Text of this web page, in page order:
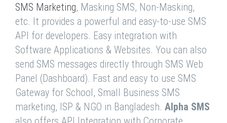
SMS Marketing, Masking SMS, Non-Masking,
etc. It provides a powerful and easy-to-use SMS
API for developers. Easy integration with
Software Applications & Websites. You can also
send SMS messages directly through SMS Web
Panel (Dashboard). Fast and easy to use SMS
Gateway for School, Small Business SMS
marketing, ISP & NGO in Bangladesh. Alpha SMS